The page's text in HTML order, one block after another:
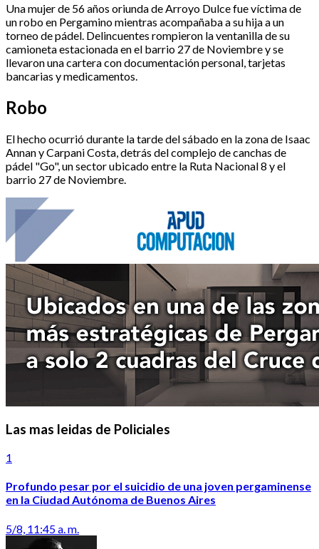
Una mujer de 56 años oriunda de Arroyo Dulce fue víctima de
un robo en Pergamino mientras acompañaba a su hija a un
torneo de pádel. Delincuentes rompieron la ventanilla de su
camioneta estacionada en el barrio 27 de Noviembre y se
llevaron una cartera con documentación personal, tarjetas
bancarias y medicamentos.
Robo
El hecho ocurrió durante la tarde del sábado en la zona de Isaac
Annan y Carpani Costa, detrás del complejo de canchas de
pádel "Go", un sector ubicado entre la Ruta Nacional 8 y el
barrio 27 de Noviembre.
Las mas leidas de Policiales
1
Profundo pesar por el suicidio de una joven pergaminense
en la Ciudad Autónoma de Buenos Aires
5/8, 11:45 a. m.